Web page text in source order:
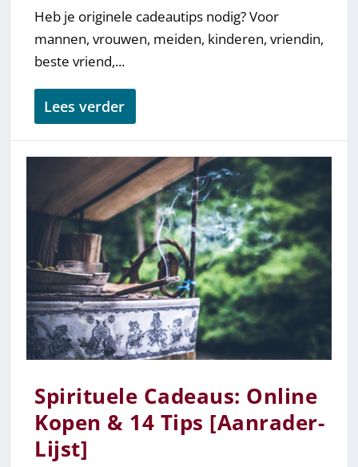
Heb je originele cadeautips nodig? Voor
mannen, vrouwen, meiden, kinderen, vriendin,
beste vriend,...
Lees verder
Spirituele Cadeaus: Online
Kopen & 14 Tips [Aanrader-
Lijst]